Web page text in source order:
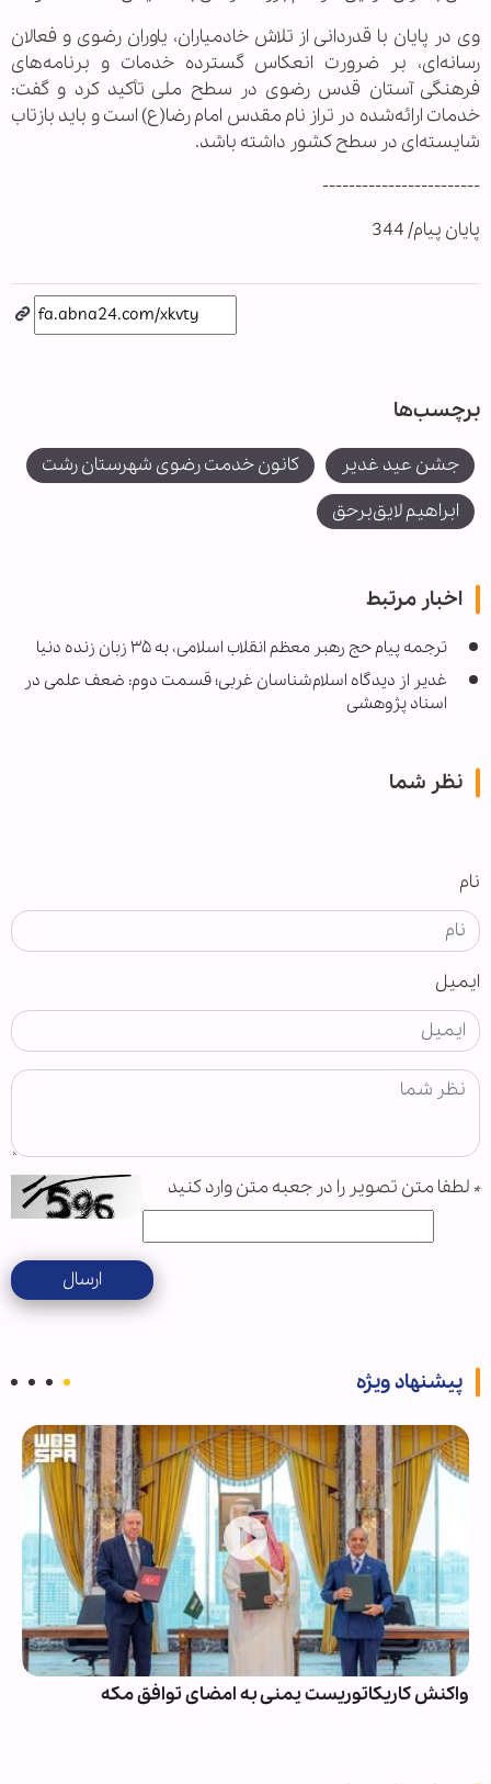
وی در پایان با قدردانی از تلاش خادمیاران، یاوران رضوی و فعالان
رسانه‌ای، بر ضرورت انعکاس گسترده خدمات و برنامه‌های
فرهنگی آستان قدس رضوی در سطح ملی تأکید کرد و گفت:
خدمات ارائه‌شده در تراز نام مقدس امام رضا(ع) است و باید بازتاب
شایسته‌ای در سطح کشور داشته باشد.
------------------------
پایان پیام/ 344
برچسب‌ها
جشن عید غدیر
کانون خدمت رضوی شهرستان رشت
ابراهیم لایق‌برحق
اخبار مرتبط
ترجمه پیام حج رهبر معظم انقلاب اسلامی، به ۳۵ زبان زنده دنیا
غدیر از دیدگاه اسلام‌شناسان غربی؛ قسمت دوم: ضعف علمی در
اسناد پژوهشی
نظر شما
نام
ایمیل
* لطفا متن تصویر را در جعبه متن وارد کنید
ارسال
پیشنهاد ویژه
واکنش کاریکاتوریست یمنی به امضای توافق مکه